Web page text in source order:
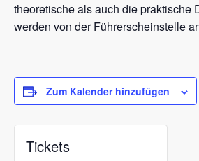
theoretische als auch die praktische
werden von der Führerscheinstelle
Zum Kalender hinzufügen
Tickets